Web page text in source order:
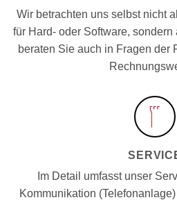
Wir betrachten uns selbst nicht
für Hard- oder Software,
beraten Sie auch in Fragen der
Im Detail umfasst unser
Kommunikation